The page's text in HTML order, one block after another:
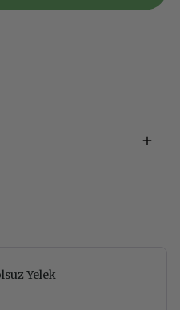
Yelek